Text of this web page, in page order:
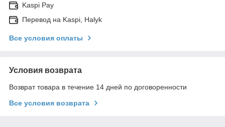
Kaspi Pay
Перевод на Kaspi, Halyk
Все условия оплаты
Условия возврата
Возврат товара в течение 14 дней по договоренности
Все условия возврата